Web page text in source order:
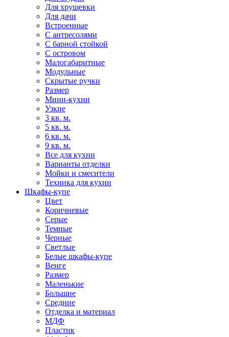
Для хрущевки
Для дачи
Встроенные
С антресолями
С барной стойкой
С островом
Малогабаритные
Модульные
Скрытые ручки
Размер
Мини-кухни
Узкие
3 кв. м.
5 кв. м.
6 кв. м.
9 кв. м.
Все для кухни
Варианты отделки
Мойки и смесители
Техника для кухни
Шкафы-купе
Цвет
Коричневые
Серые
Темные
Черные
Светлые
Белые шкафы-купе
Венге
Размер
Маленькие
Большие
Средние
Отделка и материал
МДФ
Пластик